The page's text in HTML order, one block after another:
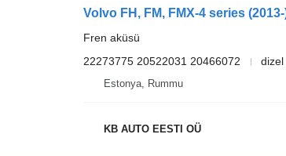
Volvo FH, FM, FMX-4 series
Fren aküsü
22273775 20522031 20466072
dizel
Estonya, Rummu
KB AUTO EESTI OÜ